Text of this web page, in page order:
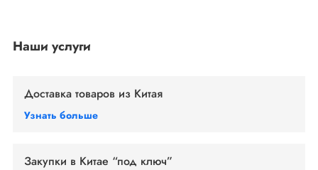
Наши услуги
Доставка товаров из Китая
Узнать больше
Закупки в Китае “под ключ”